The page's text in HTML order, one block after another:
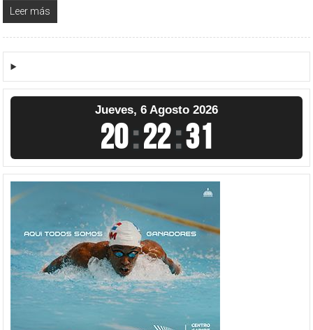
Leer más
Jueves, 6 Agosto 2026
20:22:31